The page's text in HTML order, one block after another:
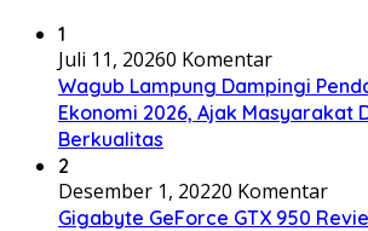
1
Juli 11, 20260 Komentar
Wagub Lampung Dampingi
Ekonomi 2026, Ajak Masyarakat
Berkualitas
2
Desember 1, 20220 Komentar
Gigabyte GeForce GTX 950